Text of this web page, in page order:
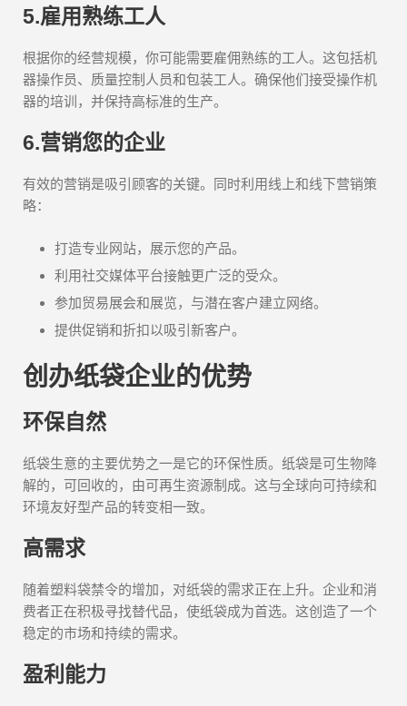
5.雇用熟练工人
根据你的经营规模，你可能需要雇佣熟练的工人。这包括机
器操作员、质量控制人员和包装工人。确保他们接受操作机
器的培训，并保持高标准的生产。
6.营销您的企业
有效的营销是吸引顾客的关键。同时利用线上和线下营销策
略：
打造专业网站，展示您的产品。
利用社交媒体平台接触更广泛的受众。
参加贸易展会和展览，与潜在客户建立网络。
提供促销和折扣以吸引新客户。
创办纸袋企业的优势
环保自然
纸袋生意的主要优势之一是它的环保性质。纸袋是可生物降
解的，可回收的，由可再生资源制成。这与全球向可持续和
环境友好型产品的转变相一致。
高需求
随着塑料袋禁令的增加，对纸袋的需求正在上升。企业和消
费者正在积极寻找替代品，使纸袋成为首选。这创造了一个
稳定的市场和持续的需求。
盈利能力